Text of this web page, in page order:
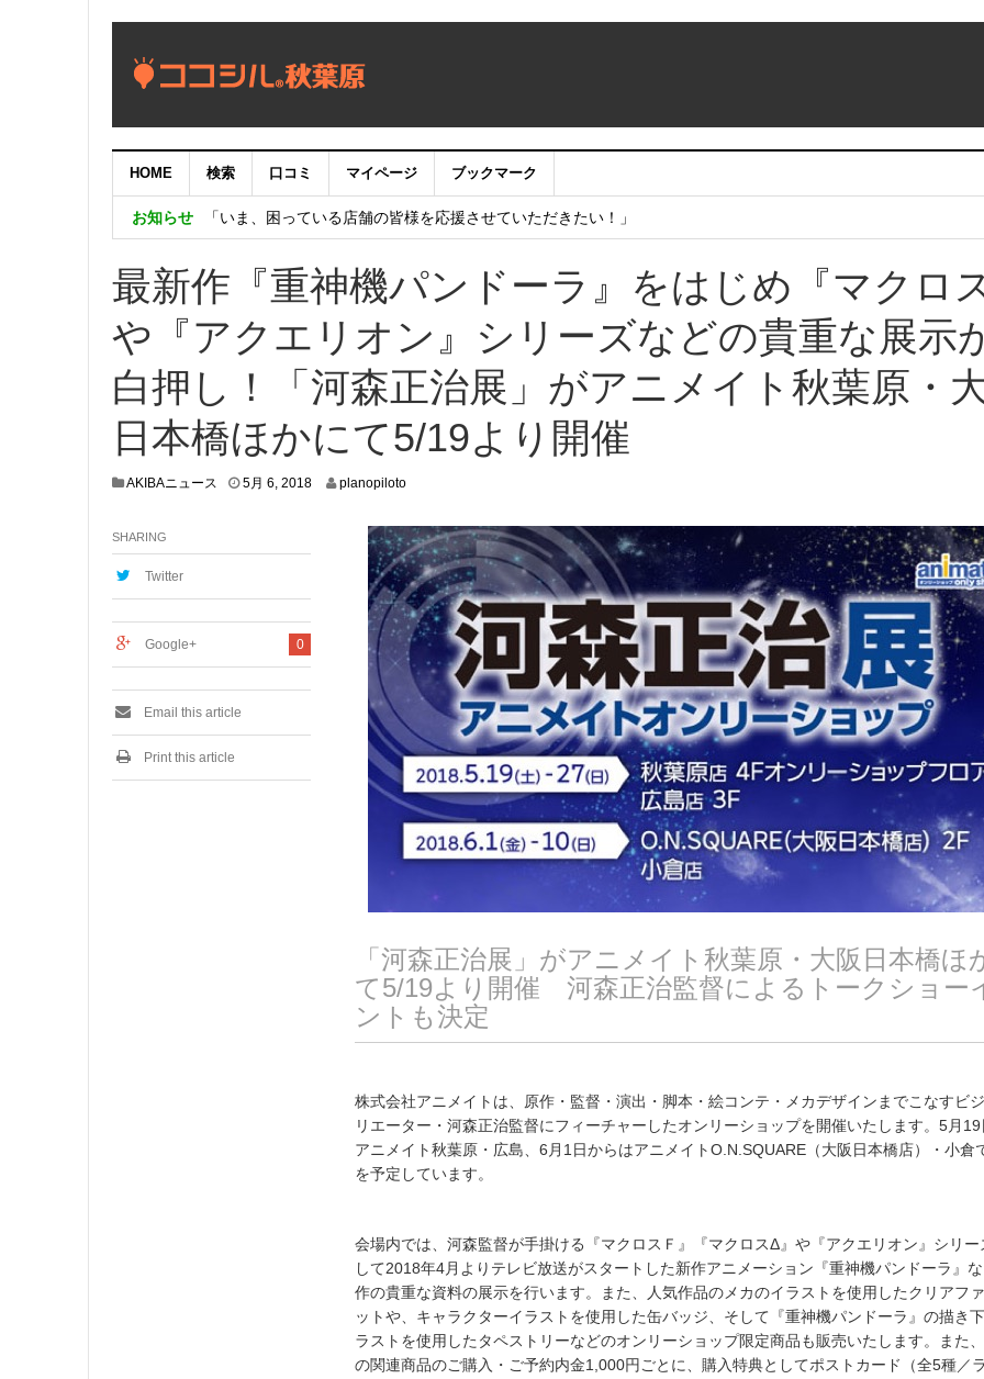
HOME 検索 口コミ マイページ ブックマーク
お知らせ
【秋葉原ワシントンホテル】「Akiba eGaming Room（仮称）」期間限定販売 NTT東日本 ・ NTT e-Sportsとコラ
「いま、困っている店舗の皆様を応援させていただきたい！」
最新作『重神機パンドーラ』をはじめ『マクロス
や『アクエリオン』シリーズなどの貴重な展示
白押し！「河森正治展」がアニメイト秋葉原・
日本橋ほかにて5/19より開催
AKIBAニュース 5月 6, 20185
planopiloto
「河森正治展」がアニメイト秋葉原・大阪日本橋ほ
て5/19より開催 河森正治監督によるトークショー
ントも決定
株式会社アニメイトは、原作・監督・演出・脚本・絵コンテ・メカデザインまでこなすビ
リエーター・河森正治監督にフィーチャーしたオンリーショップを開催いたします。5月19
アニメイト秋葉原・広島、6月1日からはアニメイトO.N.SQUARE（大阪日本橋店）・小倉
を予定しています。
会場内では、河森監督が手掛ける『マクロスＦ』『マクロスΔ』や『アクエリオン』シリー
して2018年4月よりテレビ放送がスタートした新作アニメーション『重神機パンドーラ』
作の貴重な資料の展示を行います。また、人気作品のメカのイラストを使用したクリアフ
ットや、キャラクターイラストを使用した缶バッジ、そして『重神機パンドーラ』の描き
ラストを使用したタペストリーなどのオンリーショップ限定商品も販売いたします。また
の関連商品のご購入・ご予約内金1,000円ごとに、購入特典としてポストカード（全5種／
SHARING
Twitter
0
Google+
Email this article
Print this article